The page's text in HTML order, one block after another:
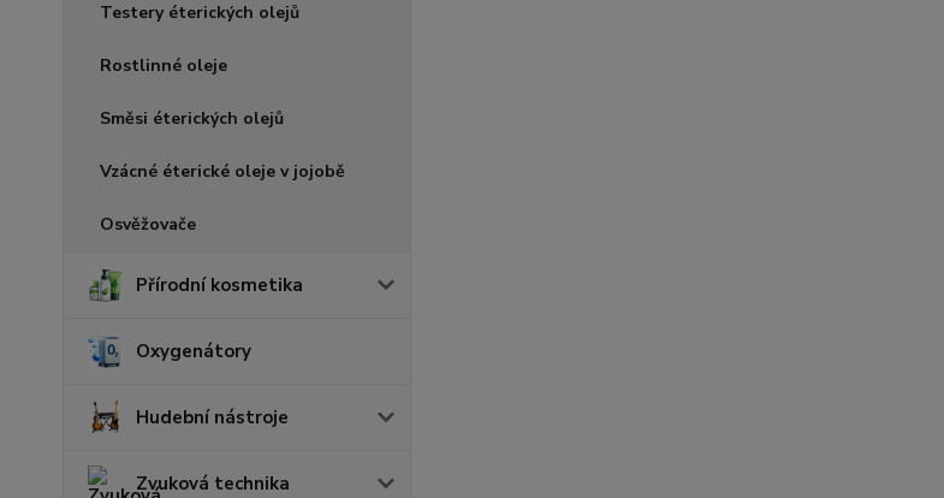
Testery éterických olejů
Rostlinné oleje
Směsi éterických olejů
Vzácné éterické oleje v jojobě
Osvěžovače
Přírodní kosmetika
Oxygenátory
Hudební nástroje
Zvuková technika